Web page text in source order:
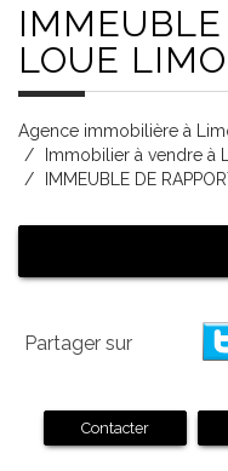
LOUE
Agence immobilière à
Immobilier à vendre à
IMMEUBLE DE
Partager sur
Contacter